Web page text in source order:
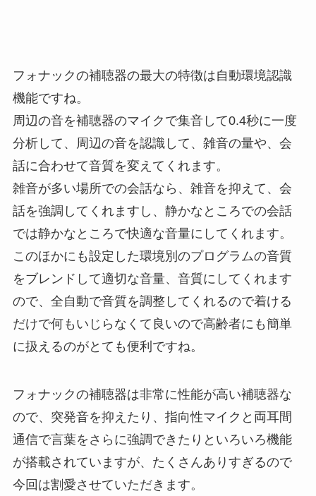
フォナックの補聴器の最大の特徴は自動環境認識
機能ですね。
周辺の音を補聴器のマイクで集音して0.4秒に一度
分析して、周辺の音を認識して、雑音の量や、会
話に合わせて音質を変えてくれます。
雑音が多い場所での会話なら、雑音を抑えて、会
話を強調してくれますし、静かなところでの会話
では静かなところで快適な音量にしてくれます。
このほかにも設定した環境別のプログラムの音質
をブレンドして適切な音量、音質にしてくれます
ので、全自動で音質を調整してくれるので着ける
だけで何もいじらなくて良いので高齢者にも簡単
に扱えるのがとても便利ですね。
フォナックの補聴器は非常に性能が高い補聴器な
ので、突発音を抑えたり、指向性マイクと両耳間
通信で言葉をさらに強調できたりといろいろ機能
が搭載されていますが、たくさんありすぎるので
今回は割愛させていただきます。